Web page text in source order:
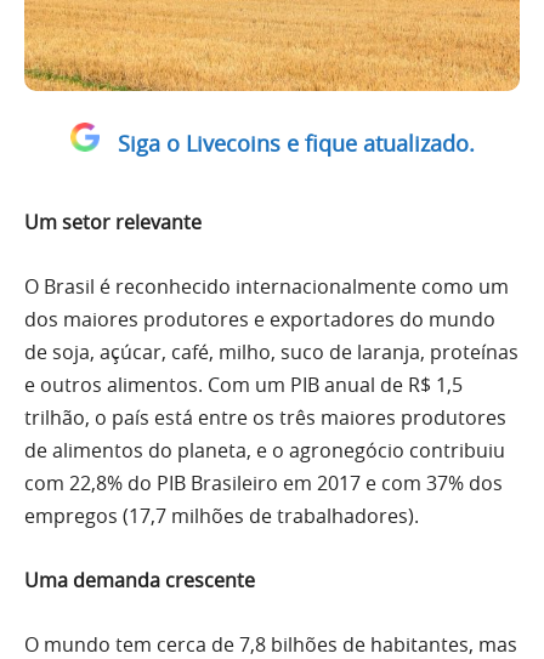
Siga o Livecoins e fique atualizado.
Um setor relevante
O Brasil é reconhecido internacionalmente como um
dos maiores produtores e exportadores do mundo
de soja, açúcar, café, milho, suco de laranja, proteínas
e outros alimentos. Com um PIB anual de R$ 1,5
trilhão, o país está entre os três maiores produtores
de alimentos do planeta, e o agronegócio contribuiu
com 22,8% do PIB Brasileiro em 2017 e com 37% dos
empregos (17,7 milhões de trabalhadores).
Uma demanda crescente
O mundo tem cerca de 7,8 bilhões de habitantes, mas